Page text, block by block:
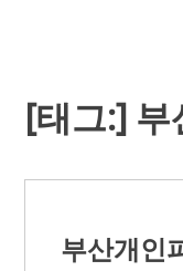
[태그:] 부
부산개인